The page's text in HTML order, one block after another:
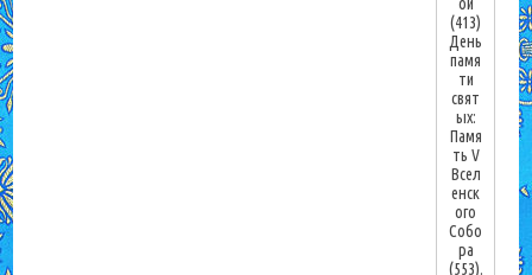
ой
(413)
День
памя
ти
свят
ых:
Памя
ть V
Всел
енск
ого
Собо
ра
(553).